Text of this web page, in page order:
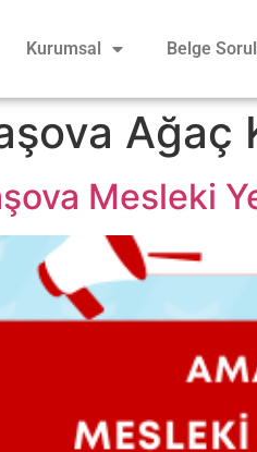
Kurumsal Belge
Ağaç
Mesleki